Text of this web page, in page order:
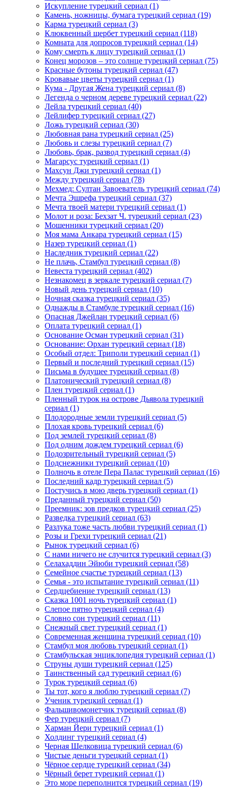
Искупление турецкий сериал (1)
Камень, ножницы, бумага турецкий сериал (19)
Карма турецкий сериал (3)
Клюквенный щербет турецкий сериал (118)
Комната для допросов турецкий сериал (14)
Кому смерть к лицу турецкий сериал (1)
Конец морозов – это солнце турецкий сериал (75)
Красные бутоны турецкий сериал (47)
Кровавые цветы турецкий сериал (1)
Кума - Другая Жена турецкий сериал (8)
Легенда о черном дереве турецкий сериал (22)
Лейла турецкий сериал (40)
Лейлифер турецкий сериал (27)
Ложь турецкий сериал (30)
Любовная рана турецкий сериал (25)
Любовь и слезы турецкий сериал (7)
Любовь, брак, развод турецкий сериал (4)
Магарсус турецкий сериал (1)
Махсун Джи турецкий сериал (1)
Между турецкий сериал (78)
Мехмед: Султан Завоеватель турецкий сериал (74)
Мечта Эшрефа турецкий сериал (37)
Мечта твоей матери турецкий сериал (1)
Молот и роза: Бехзат Ч. турецкий сериал (23)
Мошенники турецкий сериал (20)
Моя мама Анкара турецкий сериал (15)
Назер турецкий сериал (1)
Наследник турецкий сериал (22)
Не плачь, Стамбул турецкий сериал (8)
Невеста турецкий сериал (402)
Незнакомец в зеркале турецкий сериал (7)
Новый день турецкий сериал (10)
Ночная сказка турецкий сериал (35)
Однажды в Стамбуле турецкий сериал (16)
Опасная Джейлан турецкий сериал (6)
Оплата турецкий сериал (1)
Основание Осман турецкий сериал (31)
Основание: Орхан турецкий сериал (18)
Особый отдел: Триполи турецкий сериал (1)
Первый и последний турецкий сериал (15)
Письма в будущее турецкий сериал (8)
Платонический турецкий сериал (8)
Плен турецкий сериал (1)
Пленный турок на острове Дьявола турецкий
сериал (1)
Плодородные земли турецкий сериал (5)
Плохая кровь турецкий сериал (6)
Под землей турецкий сериал (8)
Под одним дождем турецкий сериал (6)
Подозрительный турецкий сериал (5)
Подснежники турецкий сериал (10)
Полночь в отеле Пера Палас турецкий сериал (16)
Последний кадр турецкий сериал (5)
Постучись в мою дверь турецкий сериал (1)
Преданный турецкий сериал (50)
Преемник: зов предков турецкий сериал (25)
Разведка турецкий сериал (63)
Разлука тоже часть любви турецкий сериал (1)
Розы и Грехи турецкий сериал (21)
Рынок турецкий сериал (6)
С нами ничего не случится турецкий сериал (3)
Селахаддин Эйюби турецкий сериал (58)
Семейное счастье турецкий сериал (13)
Семья - это испытание турецкий сериал (11)
Сердцебиение турецкий сериал (13)
Сказка 1001 ночь турецкий сериал (1)
Слепое пятно турецкий сериал (4)
Словно сон турецкий сериал (11)
Снежный свет турецкий сериал (1)
Современная женщина турецкий сериал (10)
Стамбул моя любовь турецкий сериал (1)
Стамбульская энциклопедия турецкий сериал (1)
Струны души турецкий сериал (125)
Таинственный сад турецкий сериал (6)
Турок турецкий сериал (6)
Ты тот, кого я люблю турецкий сериал (7)
Ученик турецкий сериал (1)
Фальшивомонетчик турецкий сериал (8)
Фер турецкий сериал (7)
Харман Йери турецкий сериал (1)
Холдинг турецкий сериал (4)
Черная Шелковица турецкий сериал (6)
Чистые деньги турецкий сериал (1)
Чёрное сердце турецкий сериал (34)
Чёрный берет турецкий сериал (1)
Это море переполнится турецкий сериал (19)